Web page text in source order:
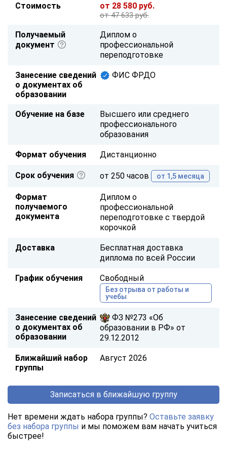
Стоимость от 28 580 руб.
от 47 633 руб.
Получаемый
документ
Диплом о
профессиональной
переподготовке
Занесение сведений
о документах об
образовании
ФИС ФРДО
Обучение на базе
Высшего или среднего
профессионального
образования
Формат обучения Дистанционно
Срок обучения от 250 часов от 1,5 месяца
Формат
получаемого
документа
Диплом о
профессиональной
переподготовке с твердой
корочкой
Доставка
Бесплатная доставка
диплома по всей России
График обучения Свободный
Без отрыва от работы и
учебы
Занесение сведений
о документах об
образовании
ФЗ №273 «Об
образовании в РФ» от
29.12.2012
Ближайший набор
группы
Август 2026
Записаться в ближайшую группу
Нет времени ждать набора группы? Оставьте заявку
без набора группы и мы поможем вам начать учиться
быстрее!